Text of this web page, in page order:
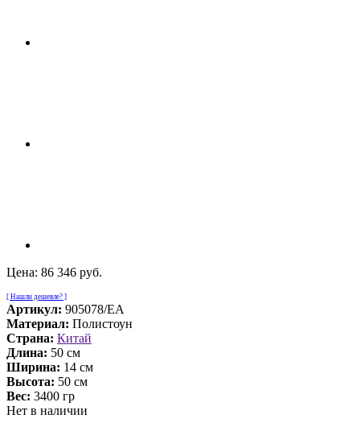
Цена: 86 346 руб.
[ Нашли дешевле? ]
Артикул: 905078/EA
Материал: Полистоун
Страна: Китай
Длина: 50 см
Ширина: 14 см
Высота: 50 см
Вес: 3400 гр
Нет в наличии